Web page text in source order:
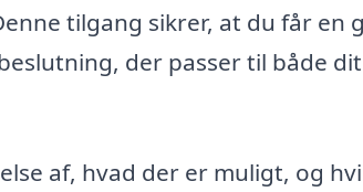
tilgang sikrer, at du får en
der passer til både dit
af, hvad der er muligt, og